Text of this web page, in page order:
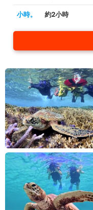
小時。 約2小時